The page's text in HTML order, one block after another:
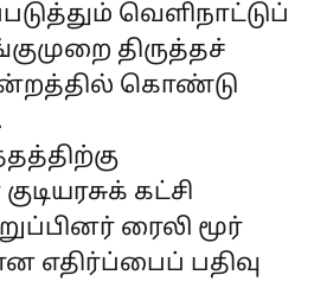
வெளிநாட்டுப்
திருத்தச்
கொண்டு
கட்சி
ரைலி மூர்
எதிர்ப்பைப் பதிவு